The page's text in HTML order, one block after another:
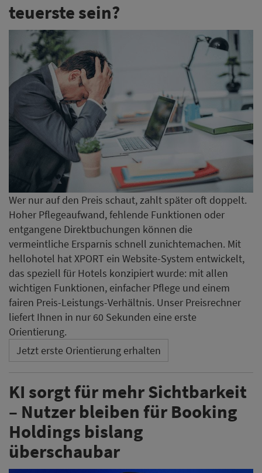
teuerste sein?
Wer nur auf den Preis schaut, zahlt später oft doppelt.
Hoher Pflegeaufwand, fehlende Funktionen oder
entgangene Direktbuchungen können die
vermeintliche Ersparnis schnell zunichtemachen. Mit
hellohotel hat XPORT ein Website-System entwickelt,
das speziell für Hotels konzipiert wurde: mit allen
wichtigen Funktionen, einfacher Pflege und einem
fairen Preis-Leistungs-Verhältnis. Unser Preisrechner
liefert Ihnen in nur 60 Sekunden eine erste
Orientierung.
Jetzt erste Orientierung erhalten
KI sorgt für mehr Sichtbarkeit
– Nutzer bleiben für Booking
Holdings bislang
überschaubar